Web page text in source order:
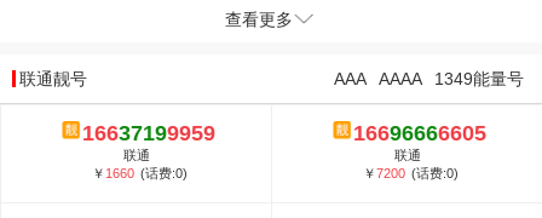
查看更多
联通靓号 1349能量号
AAAA
AAA
16637199959
联通
￥ 1660 (话费:0)
16696666605
联通
￥7200 (话费:0)